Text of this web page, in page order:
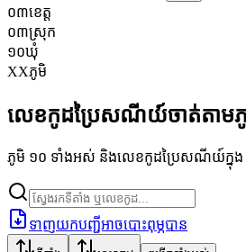
០៣ខេត្ត
០៣ស្រុក
១០ឃុំ
XXភូមិ
លេខកូដប្រៃសណីយ៍ចាត់តាម
ភូមិ ១០ ទាំងអស់ និងលេខកូដប្រៃសណីយ៍ក្នុង
ទាញយកបញ្ជីអាចបោះពុម្ភបាន